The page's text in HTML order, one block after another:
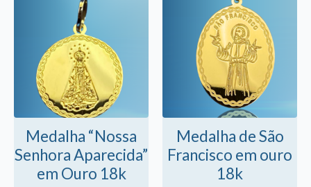
Medalha “Nossa
Senhora Aparecida”
em Ouro 18k
Medalha de São
Francisco em ouro
18k